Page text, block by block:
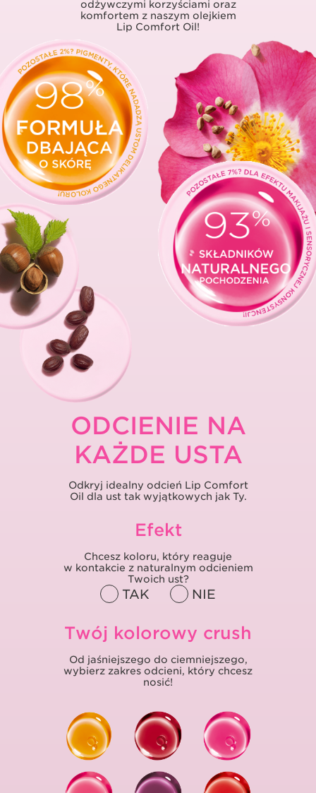
odżywczymi korzyściami oraz
komfortem z naszym olejkiem
Lip Comfort Oil!
ODCIENIE NA
KAŻDE USTA
Odkryj idealny odcień Lip Comfort
Oil dla ust tak wyjątkowych jak Ty.
Efekt
Chcesz koloru, który reaguje
w kontakcie z naturalnym odcieniem
Twoich ust?
TAK NIE
Twój kolorowy crush
Od jaśniejszego do ciemniejszego,
wybierz zakres odcieni, który chcesz
nosić!